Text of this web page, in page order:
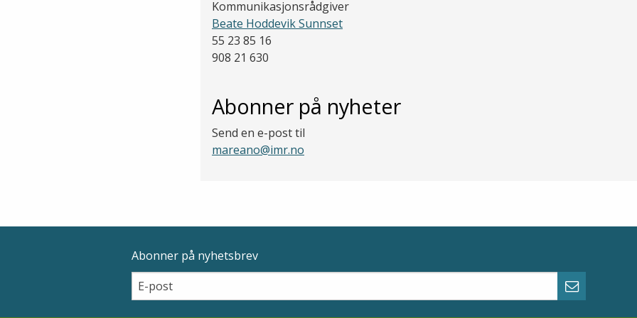
Kommunikasjonsrådgiver
Beate Hoddevik Sunnset
55 23 85 16
908 21 630
Abonner på nyheter
Send en e-post til
mareano@imr.no
Epostadresse
Abonner på nyhetsbrev
Email
Abonner